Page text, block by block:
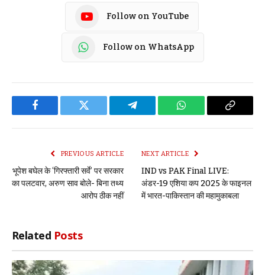
Follow on YouTube
Follow on WhatsApp
Facebook Twitter Telegram WhatsApp Copy
PREVIOUS ARTICLE
भूपेश बघेल के ‘गिरफ्तारी सर्वे’ पर सरकार
का पलटवार, अरुण साव बोले- बिना तथ्य
आरोप ठीक नहीं
NEXT ARTICLE
IND vs PAK Final LIVE:
अंडर-19 एशिया कप 2025 के फाइनल
में भारत-पाकिस्तान की महामुकाबला
Related Posts